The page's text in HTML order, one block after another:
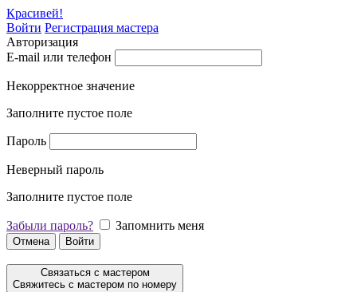
Красивей!
Войти Регистрация мастера
Авторизация
E-mail или телефон
Некорректное значение
Заполните пустое поле
Пароль
Неверный пароль
Заполните пустое поле
Забыли пароль? Запомнить меня
Отмена Войти
Связаться с мастером
Свяжитесь с мастером по номеру